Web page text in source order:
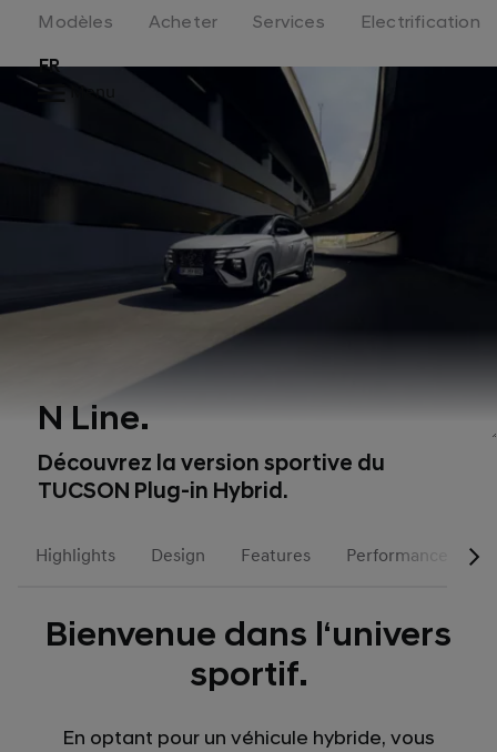
Modèles Acheter Services Electrification
FR
Menu
N Line.
Découvrez la version sportive du
TUCSON Plug-in Hybrid.
Highlights Design Features Performances
Bienvenue dans l‘univers
sportif.
En optant pour un véhicule hybride, vous